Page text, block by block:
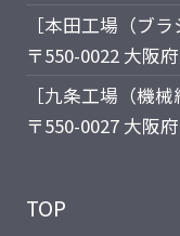
［本田工場（ブラ
〒550-0022 大阪
［九条工場（機械
〒550-0027 大阪
TOP